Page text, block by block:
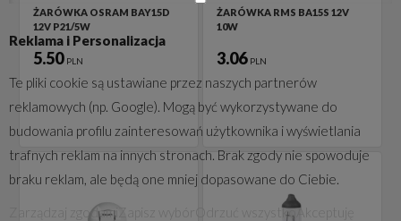
ŻARÓWKA OSRAM BAY15D
12V P21/5W
5.50 PLN
ŻARÓWKA RMS BA15S 12V
10W
3.06 PLN
Reklama i Personalizacja
Te pliki cookie są ustawiane przez naszych partnerów
reklamowych (np. Google). Mogą być wykorzystywane do
budowania profilu zainteresowań użytkownika i wyświetlania
trafnych reklam na innych stronach. Brak zgody nie spowoduje
braku reklam, ale będą one mniej dopasowane do Ciebie.
Zarządzaj zgodami Odrzuć wszystkoAkceptuję